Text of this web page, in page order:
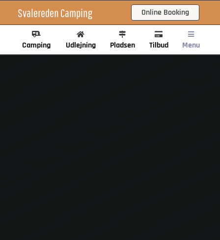
Camping Udlejning Pladsen Tilbud Menu
Online Booking
Svalereden Camping